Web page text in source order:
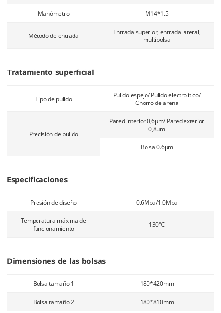
Manómetro M14*1.5
Método de entrada
Entrada superior, entrada lateral,
multibolsa
Tratamiento superficial
Tipo de pulido
Pulido espejo/ Pulido electrolítico/
Chorro de arena
Precisión de pulido
Pared interior 0,6μm/ Pared exterior
0,8μm
Bolsa 0.6μm
Especificaciones
Presión de diseño 0.6Mpa/1.0Mpa
Temperatura máxima de
funcionamiento
130℃
Dimensiones de las bolsas
Bolsa tamaño 1 180*420mm
Bolsa tamaño 2 180*810mm